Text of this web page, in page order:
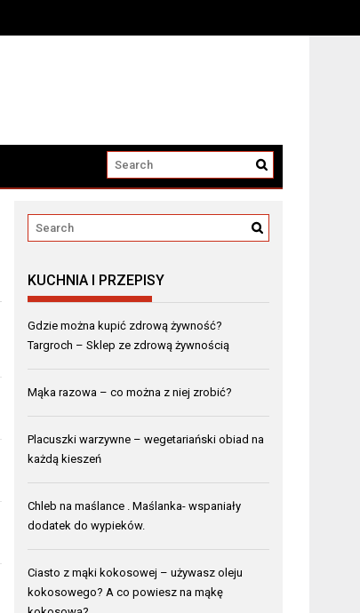
KUCHNIA I PRZEPISY
Gdzie można kupić zdrową żywność?
Targroch – Sklep ze zdrową żywnością
Mąka razowa – co można z niej zrobić?
Placuszki warzywne – wegetariański obiad na
każdą kieszeń
Chleb na maślance . Maślanka- wspaniały
dodatek do wypieków.
Ciasto z mąki kokosowej – używasz oleju
kokosowego? A co powiesz na mąkę